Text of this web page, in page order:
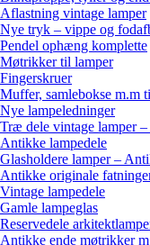
Aflastning vintage lamper
Nye tryk – vippe og
Pendel ophæng komplette
Møtrikker til lamper
Fingerskruer
Muffer, samlebokse m.m
Nye lampeledninger
Træ dele vintage lamper
Antikke lampedele
Glasholdere lamper –
Antikke originale
Vintage lampedele
Gamle lampeglas
Reservedele
Antikke ende møtrikker